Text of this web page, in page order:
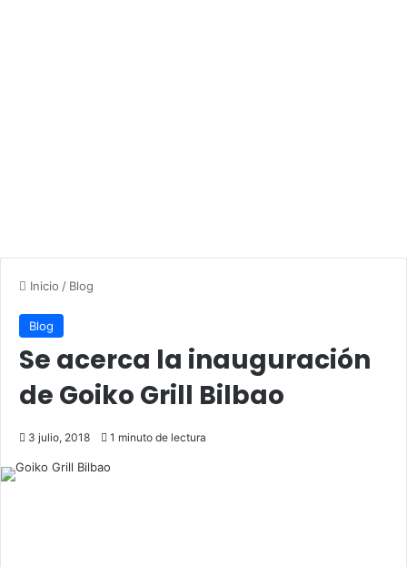
Inicio / Blog
Blog
Se acerca la inauguración
de Goiko Grill Bilbao
3 julio, 2018 1 minuto de lectura